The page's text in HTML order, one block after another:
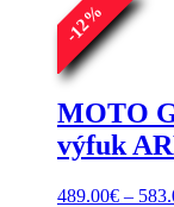
-
12
%
MOTO
výfuk
489.00€ –